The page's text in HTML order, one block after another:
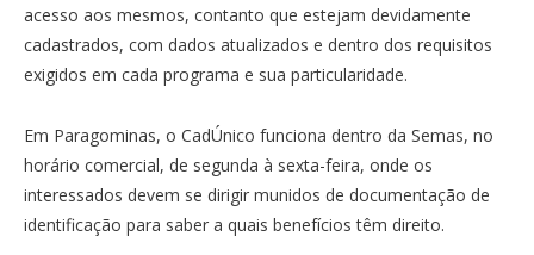
acesso aos mesmos, contanto que estejam devidamente
cadastrados, com dados atualizados e dentro dos requisitos
exigidos em cada programa e sua particularidade.
Em Paragominas, o CadÚnico funciona dentro da Semas, no
horário comercial, de segunda à sexta-feira, onde os
interessados devem se dirigir munidos de documentação de
identificação para saber a quais benefícios têm direito.